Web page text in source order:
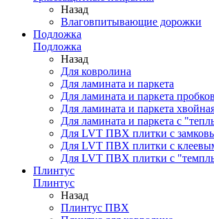
Назад
Влаговпитывающие дорожки
Подложка
Подложка
Назад
Для ковролина
Для ламината и паркета
Для ламината и паркета
Для ламината и паркета
Для ламината и паркета с
Для LVT ПВХ плитки с
Для LVT ПВХ плитки с
Для LVT ПВХ плитки с
Плинтус
Плинтус
Назад
Плинтус ПВХ